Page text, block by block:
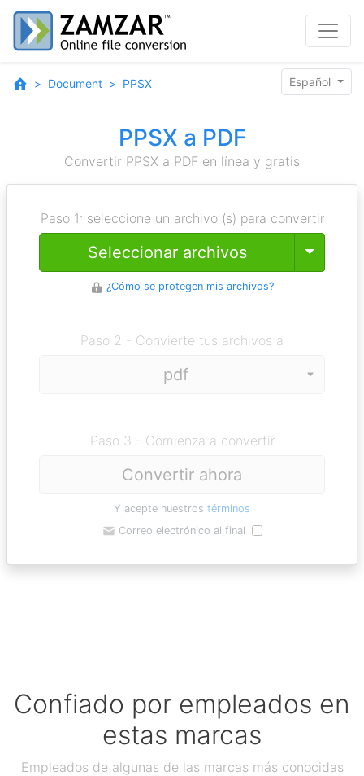
Document PPSX Español
PPSX a PDF
Convertir PPSX a PDF en línea y gratis
Paso 1: seleccione un archivo (s) para convertir
Seleccionar archivos Toggle
¿Cómo se protegen mis archivos?
Paso 2 - Convierte tus archivos a
Paso 3 - Comienza a convertir
Convertir ahora
Y acepte nuestros términos
Correo electrónico al final
Confiado por empleados en
estas marcas
Empleados de algunas de las marcas más conocidas